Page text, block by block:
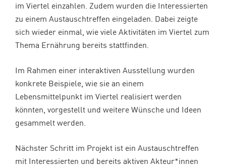
im Viertel einzahlen. Zudem wurden die Interessierten
zu einem Austauschtreffen eingeladen. Dabei zeigte
sich wieder einmal, wie viele Aktivitäten im Viertel zum
Thema Ernährung bereits stattfinden.
Im Rahmen einer interaktiven Ausstellung wurden
konkrete Beispiele, wie sie an einem
Lebensmittelpunkt im Viertel realisiert werden
könnten, vorgestellt und weitere Wünsche und Ideen
gesammelt werden.
Nächster Schritt im Projekt ist ein Austauschtreffen
mit Interessierten und bereits aktiven Akteur*innen